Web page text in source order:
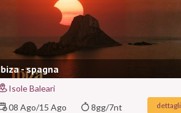
- spagna
Isole Baleari
08 Ago/15 Ago 8gg/7nt dettagli